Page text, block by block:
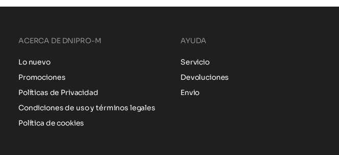
ACERCA DE DNIPRO-M
Lo nuevo
Promociones
Políticas de Privacidad
Condiciones de uso y términos legales
Política de cookies
AYUDA
Servicio
Devoluciones
Envio